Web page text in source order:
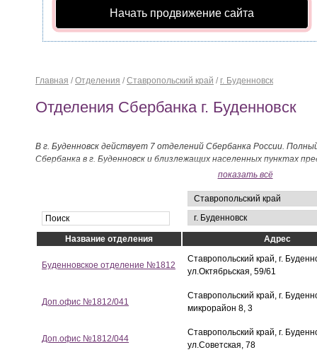
Начать продвижение сайта
Главная / Отделения / Ставропольский край / г. Буденновск
Отделения Сбербанка г. Буденновск
В г. Буденновск действует 7 отделений Сбербанка России.
Сбербанка в г. Буденновск и близлежащих населенных пунктах
показать всё
Название отделения Адрес
Буденновское отделение №1812
Ставропольский край, г.
ул.Октябрьская, 59/61
Доп.офис №1812/041
Ставропольский край, г.
микрорайон 8, 3
Доп.офис №1812/044
Ставропольский край, г.
ул.Советская, 78